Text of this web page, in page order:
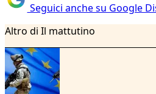
Seguici anche su Google
Altro di Il mattutino